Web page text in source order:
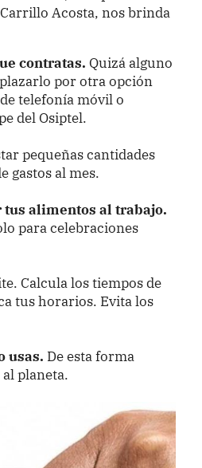
Acosta, nos brinda
contratas. Quizá alguno
por otra opción
telefonía móvil o
del Osiptel.
pequeñas cantidades
gastos al mes.
tus alimentos al trabajo.
para celebraciones
Calcula los tiempos de
tus horarios. Evita los
usas. De esta forma
planeta.